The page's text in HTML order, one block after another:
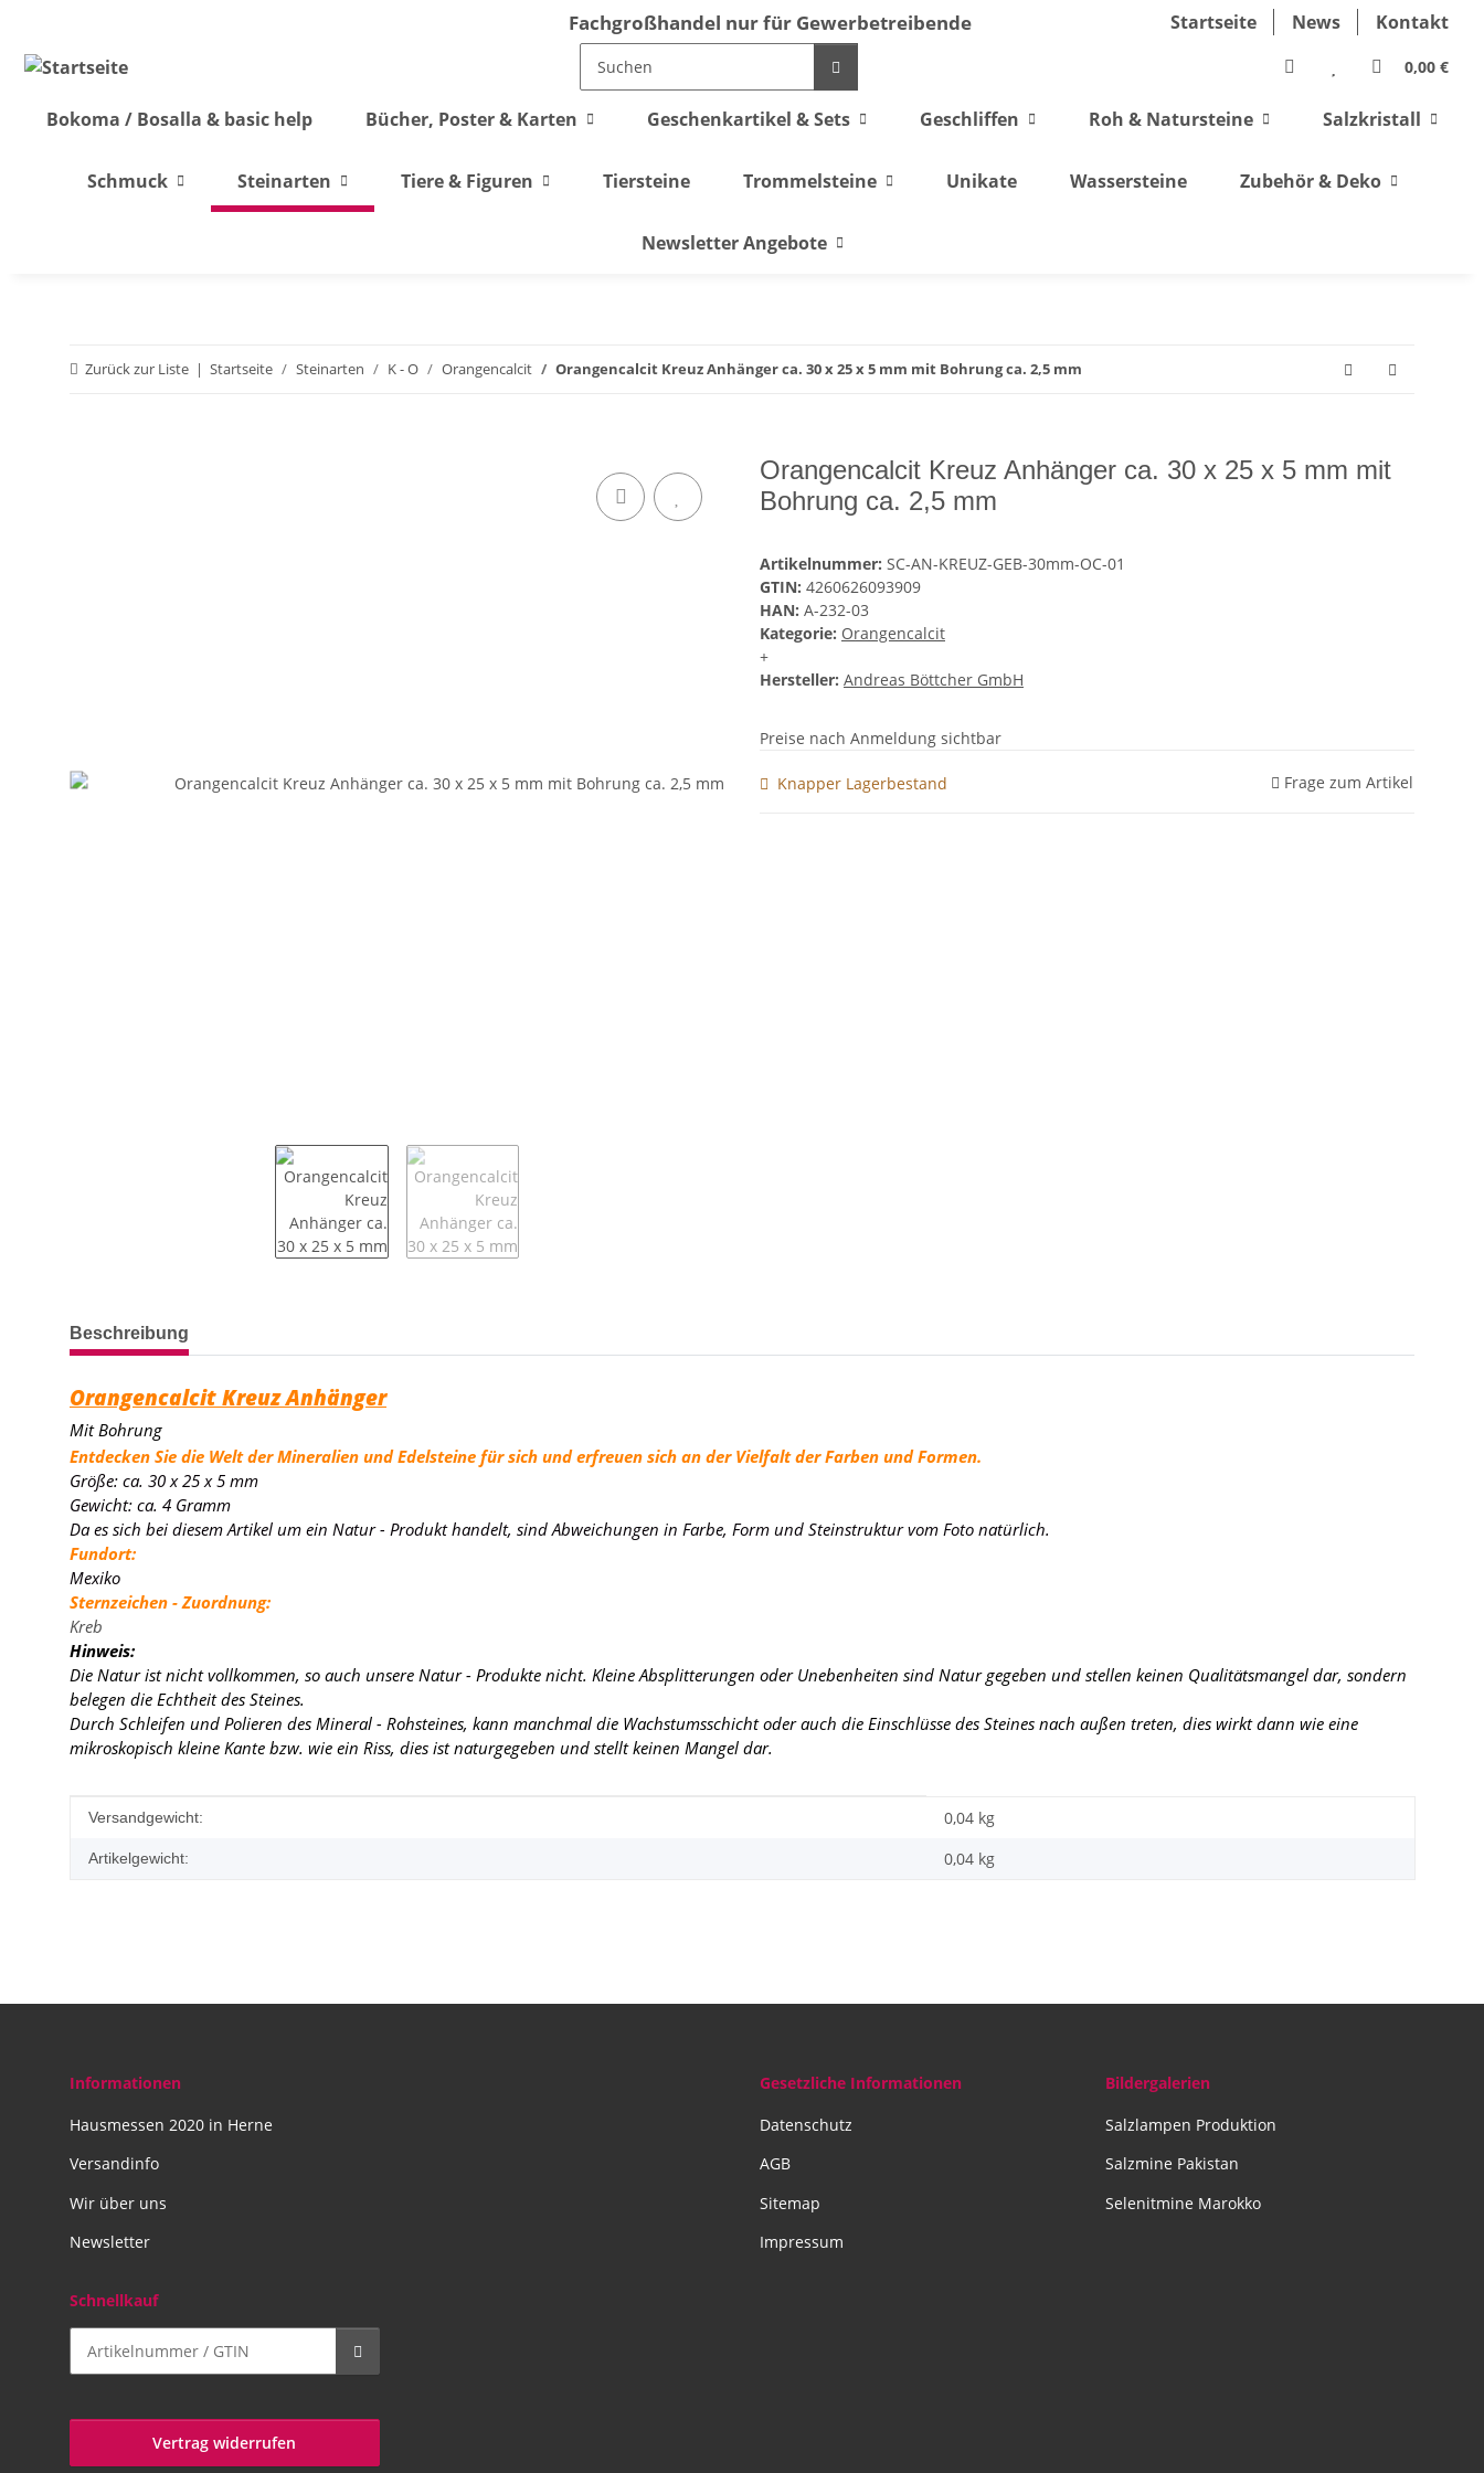
Fachgroßhandel nur für Gewerbetreibende Startseite News Kontakt
0,00 €
Bokoma / Bosalla & basic help Bücher, Poster & Karten Geschenkartikel & Sets Geschliffen Roh & Natursteine Salzkristall
Schmuck Steinarten Tiere & Figuren Tiersteine Trommelsteine Unikate Wassersteine Zubehör & Deko
Newsletter Angebote
Zurück zur Liste Startseite Steinarten K - O Orangencalcit Orangencalcit Kreuz Anhänger ca. 30 x 25 x 5 mm mit Bohrung ca. 2,5 mm
Orangencalcit Kreuz Anhänger ca. 30 x 25 x 5 mm mit
Bohrung ca. 2,5 mm
Artikelnummer: SC-AN-KREUZ-GEB-30mm-OC-01
GTIN: 4260626093909
HAN: A-232-03
Kategorie: Orangencalcit
+
Hersteller: Andreas Böttcher GmbH
Preise nach Anmeldung sichtbar
Knapper Lagerbestand Frage zum Artikel
weitere Registerkarten anzeigen
Beschreibung
Orangencalcit Kreuz Anhänger
Mit Bohrung
Entdecken Sie die Welt der Mineralien und Edelsteine für sich und erfreuen sich an der Vielfalt der Farben und Formen.
Größe: ca. 30 x 25 x 5 mm
Gewicht: ca. 4 Gramm
Da es sich bei diesem Artikel um ein Natur - Produkt handelt, sind Abweichungen in Farbe, Form und Steinstruktur vom Foto natürlich.
Fundort:
Mexiko
Sternzeichen - Zuordnung:
Kreb
Hinweis:
Die Natur ist nicht vollkommen, so auch unsere Natur - Produkte nicht. Kleine Absplitterungen oder Unebenheiten sind Natur gegeben und stellen keinen Qualitätsmangel dar, sondern
belegen die Echtheit des Steines.
Durch Schleifen und Polieren des Mineral - Rohsteines, kann manchmal die Wachstumsschicht oder auch die Einschlüsse des Steines nach außen treten, dies wirkt dann wie eine
mikroskopisch kleine Kante bzw. wie ein Riss, dies ist naturgegeben und stellt keinen Mangel dar.
Produkteigenschaft
Wert
Versandgewicht: 0,04 kg
Artikelgewicht: 0,04 kg
Informationen
Hausmessen 2020 in Herne
Versandinfo
Wir über uns
Newsletter
Gesetzliche Informationen
Datenschutz
AGB
Sitemap
Impressum
Bildergalerien
Salzlampen Produktion
Salzmine Pakistan
Selenitmine Marokko
Schnellkauf
Vertrag widerrufen